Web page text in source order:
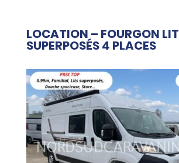
LOCATION – FOURGON LIT
SUPERPOSÉS 4 PLACES